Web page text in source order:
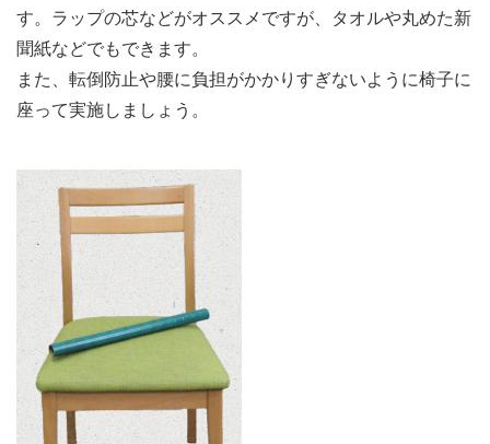
す。ラップの芯などがオススメですが、タオルや丸めた新
聞紙などでもできます。
また、転倒防止や腰に負担がかかりすぎないように椅子に
座って実施しましょう。